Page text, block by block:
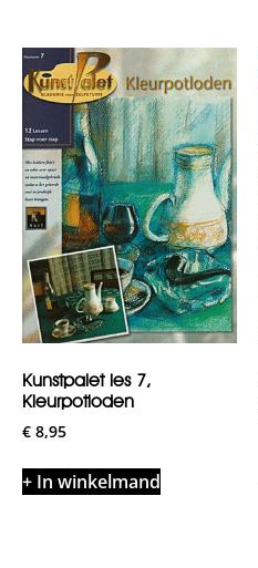
Kunstpalet les 7,
Kleurpotloden
€ 8,95
+ In winkelmand